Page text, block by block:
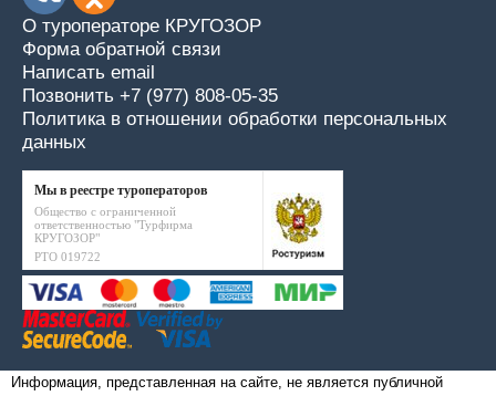
О туроператоре КРУГОЗОР
Форма обратной связи
Написать email
Позвонить +7 (977) 808-05-35
Политика в отношении обработки персональных
данных
Мы в реестре туроператоров
Общество с ограниченной
ответственностью "Турфирма
КРУГОЗОР"
РТО 019722
Информация, представленная на сайте, не является публичной